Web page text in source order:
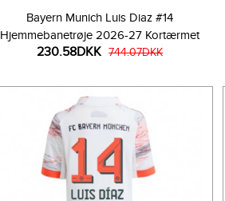
Bayern Munich Luis Diaz #14
Hjemmebanetrøje 2026-27 Kortærmet
230.58DKK 744.07DKK